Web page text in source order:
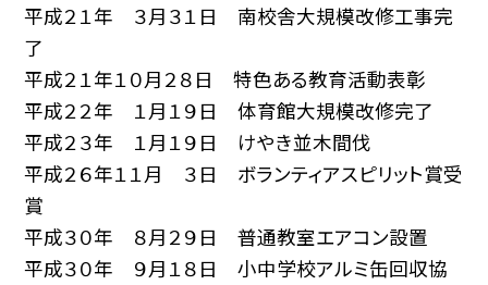
平成２１年 ３月３１日 南校舎大規模改修工事完
了
平成２１年１０月２８日 特色ある教育活動表彰
平成２２年 １月１９日 体育館大規模改修完了
平成２３年 １月１９日 けやき並木間伐
平成２６年１１月 ３日 ボランティアスピリット賞受
賞
平成３０年 ８月２９日 普通教室エアコン設置
平成３０年 ９月１８日 小中学校アルミ缶回収協